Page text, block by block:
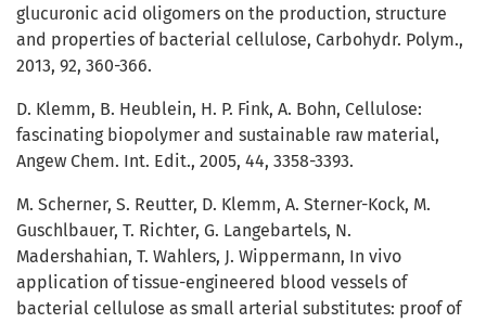
glucuronic acid oligomers on the production, structure
and properties of bacterial cellulose, Carbohydr. Polym.,
2013, 92, 360-366.
D. Klemm, B. Heublein, H. P. Fink, A. Bohn, Cellulose:
fascinating biopolymer and sustainable raw material,
Angew Chem. Int. Edit., 2005, 44, 3358-3393.
M. Scherner, S. Reutter, D. Klemm, A. Sterner-Kock, M.
Guschlbauer, T. Richter, G. Langebartels, N.
Madershahian, T. Wahlers, J. Wippermann, In vivo
application of tissue-engineered blood vessels of
bacterial cellulose as small arterial substitutes: proof of